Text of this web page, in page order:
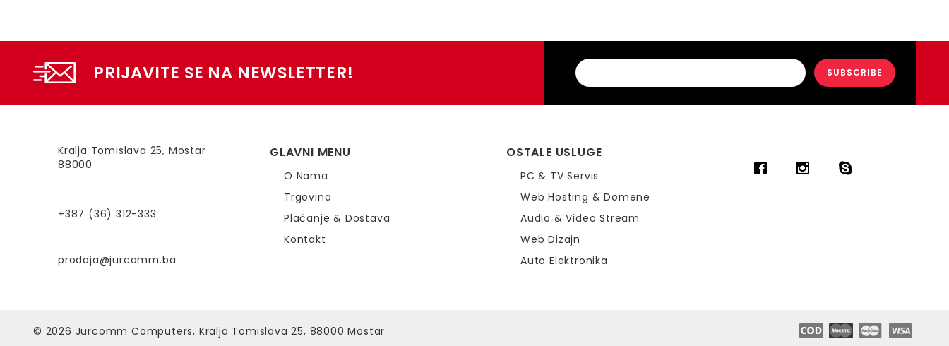
PRIJAVITE SE NA NEWSLETTER!
Kralja Tomislava 25, Mostar
88000
+387 (36) 312-333
prodaja@jurcomm.ba
GLAVNI MENU
O Nama
Trgovina
Plaćanje & Dostava
Kontakt
OSTALE USLUGE
PC & TV Servis
Web Hosting & Domene
Audio & Video Stream
Web Dizajn
Auto Elektronika
© 2026 Jurcomm Computers, Kralja Tomislava 25, 88000 Mostar